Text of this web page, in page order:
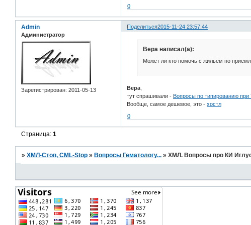
0
Поделиться2015-11-24 23:57:44
Admin
Администратор
Зарегистрирован: 2011-05-13
Вера написал(а):
Может ли кто помочь с жильем по
Вера,
тут спрашивали - Вопросы по типированию
Вообще, самое дешевое, это -хостл
0
Страница:1
»ХМЛ-Стоп, CML-Stop » Вопросы Гематологу... »ХМЛ. Вопросы про КИ